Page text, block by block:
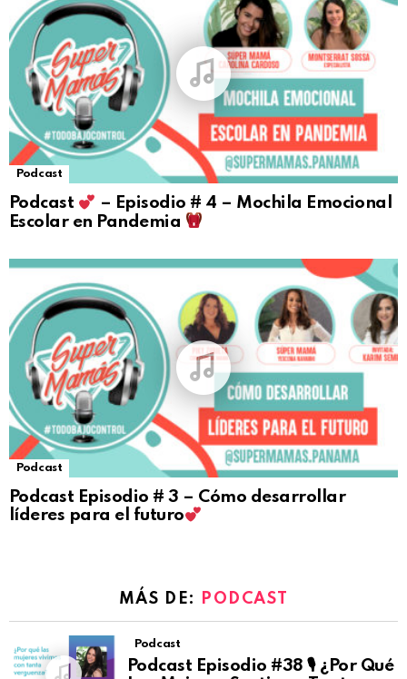
Podcast
Podcast
– Episodio # 4 – Mochila Emocional
Escolar en Pandemia
Podcast
Podcast Episodio # 3 – Cómo desarrollar
líderes para el futuro
MÁS DE: PODCAST
Podcast
Podcast Episodio #38 🎙 ¿Por Qué